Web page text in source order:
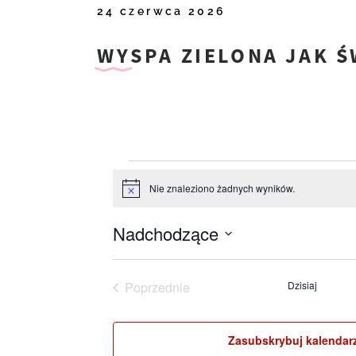
24 czerwca 2026
WYSPA ZIELONA JAK
Wydarzenia
Powiadomienie
Nie znaleziono żadnych wyników.
Nadchodzące
Poprzednie
Dzisiaj
Zasubskrybuj